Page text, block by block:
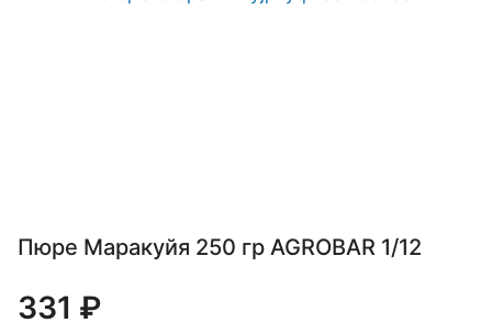
Пюре Маракуйя 250 гр AGROBAR 1/12
331 ₽